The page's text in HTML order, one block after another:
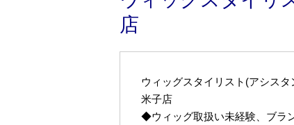
店
ウィッグスタイリスト(アシス
米子店
◆ウィッグ取扱い未経験、ブラ